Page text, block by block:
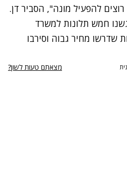
להפעיל מונה", הסביר דן.
חמש תלונות למשרד
שדרשו מחיר גבוה וסירבו
מצאתם טעות לשון?